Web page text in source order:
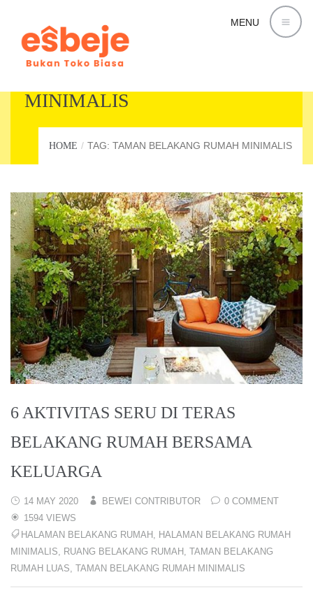
MENU
MINIMALIS
HOME TAG: TAMAN BELAKANG RUMAH MINIMALIS
6 AKTIVITAS SERU DI TERAS
BELAKANG RUMAH BERSAMA
KELUARGA
14 MAY 2020 BEWEI CONTRIBUTOR
0 COMMENT
1594 VIEWS
HALAMAN BELAKANG RUMAH , HALAMAN BELAKANG RUMAH
MINIMALIS, RUANG BELAKANG RUMAH , TAMAN BELAKANG
RUMAH LUAS, TAMAN BELAKANG RUMAH MINIMALIS